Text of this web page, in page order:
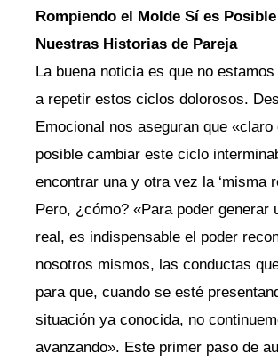
Rompiendo el Molde Sí es
Nuestras Historias de Pareja
La buena noticia es que no
a repetir estos ciclos dolorosos.
Emocional nos aseguran que «claro
posible cambiar este ciclo
encontrar una y otra vez la ‘misma
Pero, ¿cómo? «Para poder generar
real, es indispensable el poder
nosotros mismos, las conductas
para que, cuando se esté
situación ya conocida, no
avanzando». Este primer paso de